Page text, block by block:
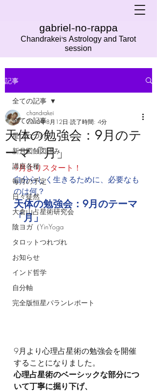
gabriel-no-rappa
Chandrakei's Astrology and Tarot
session
記事
全ての記事
星つれづれ
新月図蝕図読み
講座各種
毎月の予定
日々徒然
大倉山占星術研究会
陰ヨガ（YinYoga
タロットつれづれ
お知らせ
インド哲学
自分軸
完全版恒星パランレポート
全ての記事
天体の勉強会：9月のテ
ーマ「月」
chandrakei
2018年8月12日 読了時間: 4分
9月よりスタート！
自分らしく生きるために、必要なも
のは何？
天体の勉強会：9月のテーマ
「月」
9月より心理占星術の勉強会を開催
することになりました。
心理占星術のベーシックな部分につ
いて丁寧に掘り下げ、